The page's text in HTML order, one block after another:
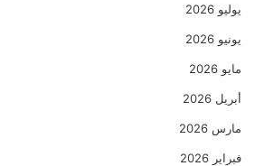
يوليو 2026
يونيو 2026
مايو 2026
أبريل 2026
مارس 2026
فبراير 2026